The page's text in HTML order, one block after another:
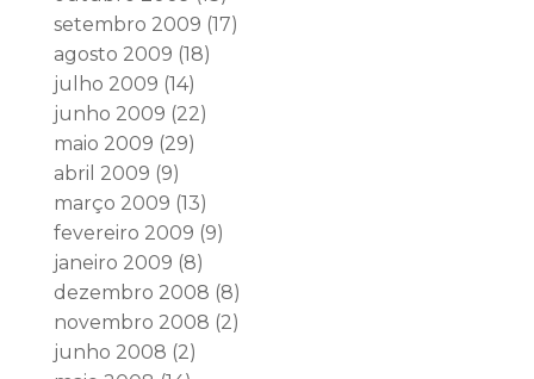
setembro 2009 (17)
agosto 2009 (18)
julho 2009 (14)
junho 2009 (22)
maio 2009 (29)
abril 2009 (9)
março 2009 (13)
fevereiro 2009 (9)
janeiro 2009 (8)
dezembro 2008 (8)
novembro 2008 (2)
junho 2008 (2)